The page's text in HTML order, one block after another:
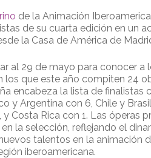
de la Animación
de su cuarta edición en un
la Casa de América de
al 29 de mayo para conocer a
los que este año compiten 24
encabeza la lista de finalistas
y Argentina con 6, Chile y
Costa Rica con 1. Las óperas
la selección, reflejando el
talentos en la animación
iberoamericana.